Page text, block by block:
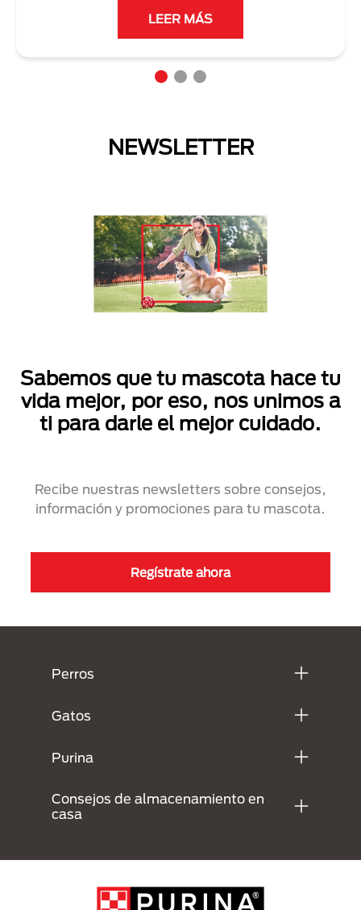
LEER MÁS
NEWSLETTER
Sabemos que tu mascota hace tu
vida mejor, por eso, nos unimos a
ti para darle el mejor cuidado.
Recibe nuestras newsletters sobre consejos,
información y promociones para tu mascota.
Regístrate ahora
Perros
Gatos
Purina
Consejos de almacenamiento en
casa